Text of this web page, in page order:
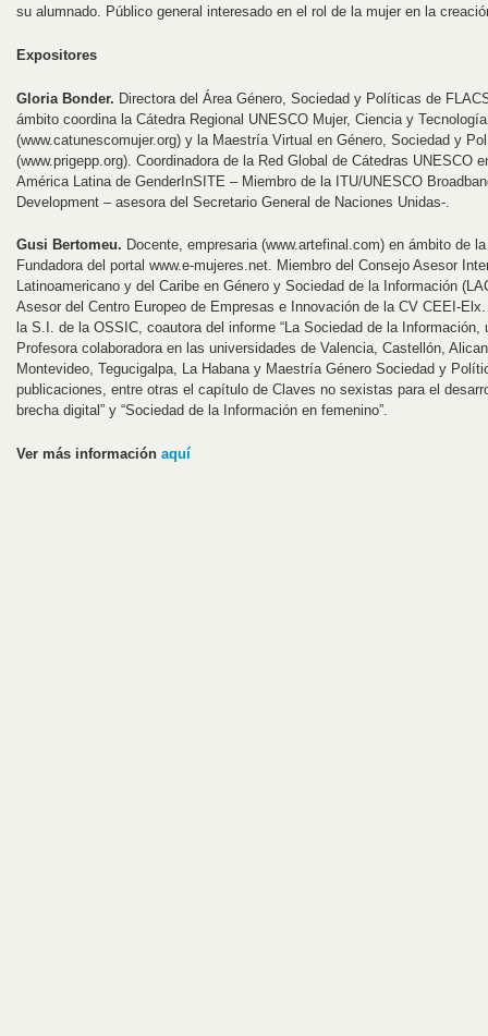
su alumnado. Público general interesado en el rol de la mujer en la
Expositores
Gloria Bonder. Directora del Área Género, Sociedad y Políticas de
ámbito coordina la Cátedra Regional UNESCO Mujer, Ciencia y
(www.catunescomujer.org) y la Maestría Virtual en Género, Sociedad y
(www.prigepp.org). Coordinadora de la Red Global de Cátedras UNESCO
América Latina de GenderInSITE – Miembro de la ITU/UNESCO
Development – asesora del Secretario General de Naciones Unidas-.
Gusi Bertomeu. Docente, empresaria (www.artefinal.com) en ámbito de
Fundadora del portal www.e-mujeres.net. Miembro del Consejo Asesor
Latinoamericano y del Caribe en Género y Sociedad de la Información
Asesor del Centro Europeo de Empresas e Innovación de la CV CEEI-
la S.I. de la OSSIC, coautora del informe “La Sociedad de la Información,
Profesora colaboradora en las universidades de Valencia, Castellón,
Montevideo, Tegucigalpa, La Habana y Maestría Género Sociedad y
publicaciones, entre otras el capítulo de Claves no sexistas para el
brecha digital” y “Sociedad de la Información en femenino”.
Ver más información aquí